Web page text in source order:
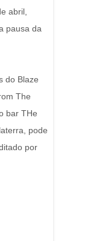
abril,
pausa da
do Blaze
The
bar THe
pode
por